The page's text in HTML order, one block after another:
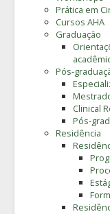
Prática em
Cursos AHA
Graduação
Pós-
Clinical
Pós-
Residência